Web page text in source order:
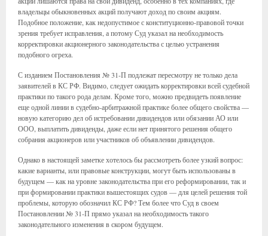
владельцы обыкновенных акций получают доход по своим акциям.
Подобное положение, как недопустимое с конституционно-правовой точки
зрения требует исправления, а потому Суд указал на необходимость
корректировки акционерного законодательства с целью устранения
подобного огреха.
С изданием Постановления № 31-П подлежат пересмотру не только дела
заявителей в КС РФ. Видимо, следует ожидать корректировки всей судебной
практики по такого рода делам. Кроме того, можно предвидеть появление
еще одной линии в судебно-арбитражной практике более общего свойства —
новую категорию дел об истребовании дивидендов или обязании АО или
ООО, выплатить дивиденды, даже если нет принятого решения общего
собрания акционеров или участников об объявлении дивидендов.
Однако в настоящей заметке хотелось бы рассмотреть более узкий вопрос:
какие варианты, или правовые конструкции, могут быть использованы в
будущем — как на уровне законодательства при его реформировании, так и
при формировании практики вышестоящих судов — для целей решения той
проблемы, которую обозначил КС РФ? Тем более что Суд в своем
Постановлении № 31-П прямо указал на необходимость такого
законодательного изменения в скором будущем.